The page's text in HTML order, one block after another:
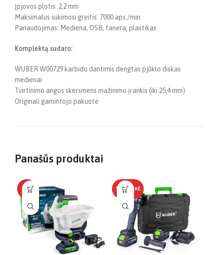
Įpjovos plotis: 2,2 mm
Maksimalus sukimosi greitis: 7000 aps./min.
Panaudojimas: Mediena, OSB, fanera, plastikas
Komplektą sudaro:
WUBER W00729 karbido dantimis dengtas pjūklo diskas
medienai
Tvirtinimo angos skersmens mažinimo įrankis (iki 25,4 mm)
Originali gamintojo pakuotė
Panašūs produktai
-4% TOP PREKĖ